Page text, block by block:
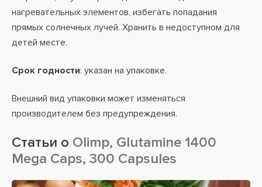
нагревательных элементов, избегать попадания
прямых солнечных лучей. Хранить в недоступном для
детей месте.
Срок годности: указан на упаковке.
Внешний вид упаковки может изменяться
производителем без предупреждения.
Статьи о Olimp, Glutamine 1400
Mega Caps, 300 Capsules